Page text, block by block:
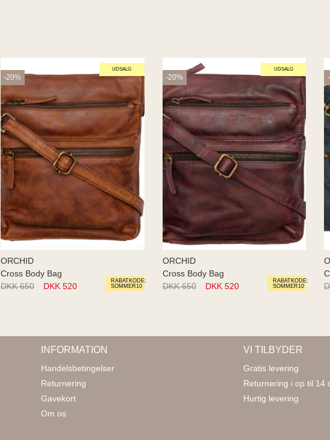
UDSALG
RABATKODE:
SOMMER10
-20%
ORCHID
Cross Body Bag
DKK 650
DKK 520
UDSALG
RABATKODE:
SOMMER10
-20%
ORCHID
Cross Body Bag
DKK 650
DKK 520
INFORMATION
Handelsbetingelser
Returnering
Gavekort
Om os
VI TILBYDER
Gratis levering
Returnering i op til 14
Hurtig levering